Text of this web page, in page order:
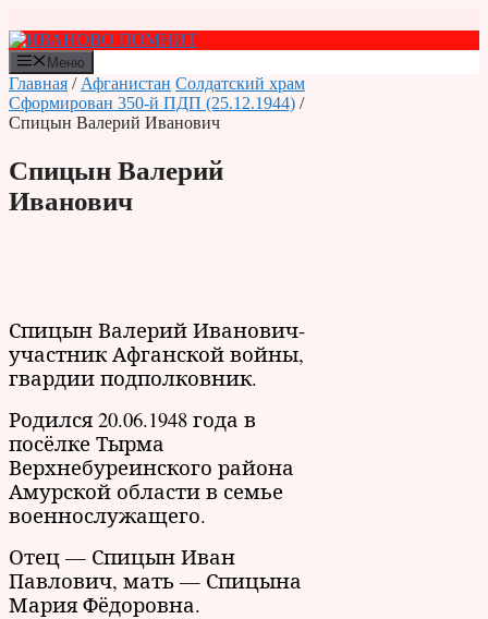
к
содержимому
Меню
Главная / Афганистан Солдатский храм
Сформирован 350-й ПДП (25.12.1944) /
Спицын Валерий Иванович
Спицын Валерий
Иванович
Спицын Валерий Иванович-
участник Афганской войны,
гвардии подполковник.
Родился 20.06.1948 года в
посёлке Тырма
Верхнебуреинского района
Амурской области в семье
военнослужащего.
Отец — Спицын Иван
Павлович, мать — Спицына
Мария Фёдоровна.